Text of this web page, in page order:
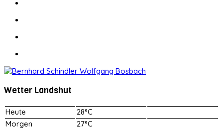
Wetter Landshut
Heute
28°C
Morgen
27°C